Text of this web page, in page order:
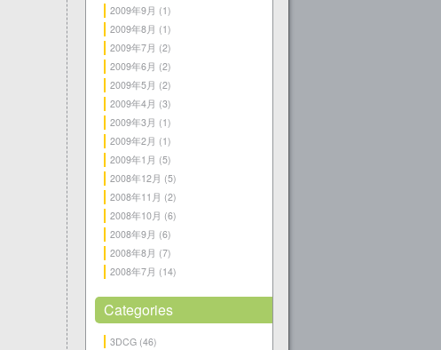
2009年9月 (1)
2009年8月 (1)
2009年7月 (2)
2009年6月 (2)
2009年5月 (2)
2009年4月 (3)
2009年3月 (1)
2009年2月 (1)
2009年1月 (5)
2008年12月 (5)
2008年11月 (2)
2008年10月 (6)
2008年9月 (6)
2008年8月 (7)
2008年7月 (14)
Categories
3DCG (46)